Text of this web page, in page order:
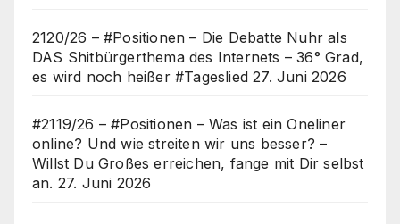
2120/26 – #Positionen – Die Debatte Nuhr als
DAS Shitbürgerthema des Internets – 36° Grad,
es wird noch heißer #Tageslied 27. Juni 2026
#2119/26 – #Positionen – Was ist ein Oneliner
online? Und wie streiten wir uns besser? –
Willst Du Großes erreichen, fange mit Dir selbst
an. 27. Juni 2026